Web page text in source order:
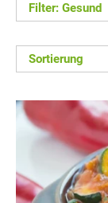
Filter: Gesund
Sortierung